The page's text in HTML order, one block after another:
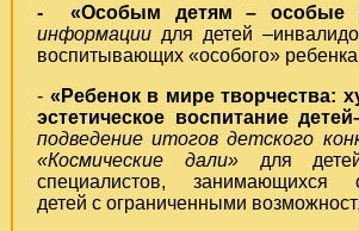
- «Особым детям – особые
информации для детей
воспитывающих «особого»
- «Ребенок в мире творчества:
эстетическое воспитание
подведение итогов детского
«Космические дали»для
специалистов, занимающихся
детей с ограниченными